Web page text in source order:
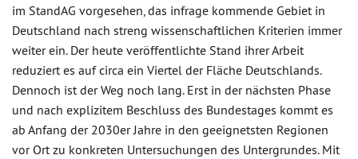
im StandAG vorgesehen, das infrage kommende Gebiet in
Deutschland nach streng wissenschaftlichen Kriterien immer
weiter ein. Der heute veröffentlichte Stand ihrer Arbeit
reduziert es auf circa ein Viertel der Fläche Deutschlands.
Dennoch ist der Weg noch lang. Erst in der nächsten Phase
und nach explizitem Beschluss des Bundestages kommt es
ab Anfang der 2030er Jahre in den geeignetsten Regionen
vor Ort zu konkreten Untersuchungen des Untergrundes. Mit